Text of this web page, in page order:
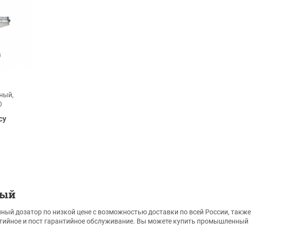
дозатор по низкой цене с возможностью доставки по всей России, также
и пост гарантийное обслуживание. Вы можете купить промышленный